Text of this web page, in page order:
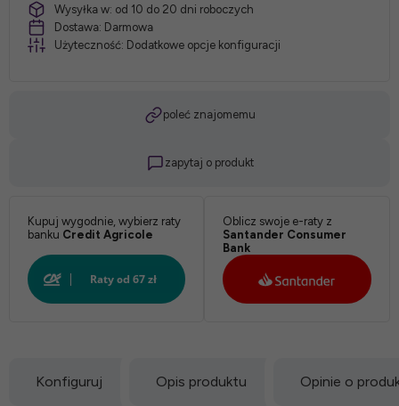
*
Biały:
Wysyłka w: od 10 do 20 dni roboczych
Dostawa: Darmowa
Użyteczność: Dodatkowe opcje konfiguracji
poleć znajomemu
zapytaj o produkt
Kupuj wygodnie, wybierz raty
banku Credit Agricole
Oblicz swoje e-raty z
Santander Consumer
Bank
Konfiguruj Opis produktu Opinie o